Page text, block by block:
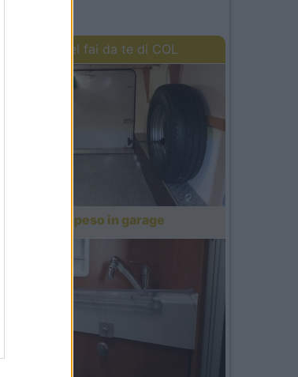
I lavori del fai da te di COL
Portabici sospeso in garage